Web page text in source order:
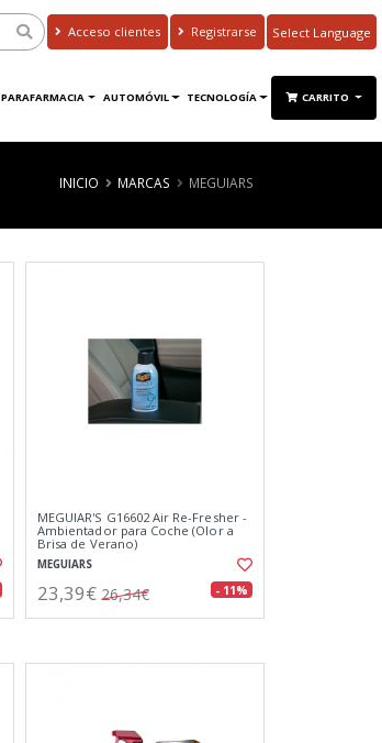
Acceso clientes Registrarse
Translate
PARAFARMACIA AUTOMÓVIL TECNOLOGÍA CARRITO
INICIO MARCAS MEGUIARS
MEGUIAR'S G16602 Air Re-Fresher -
Ambientador para Coche (Olor a
Brisa de Verano)
MEGUIARS
23,39€ 26,34€ - 11%